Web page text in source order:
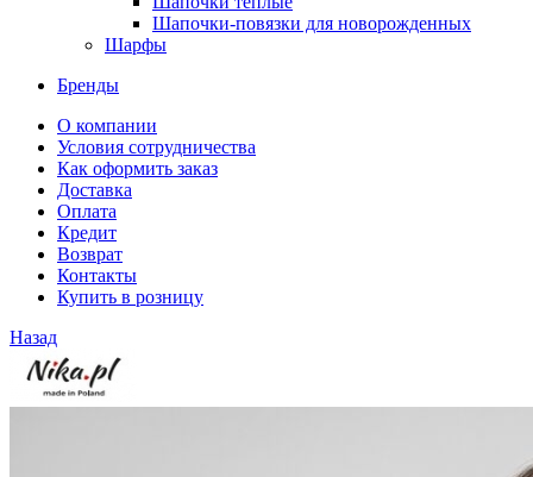
Шапочки-повязки для новорожденных
Шарфы
Бренды
О компании
Условия сотрудничества
Как оформить заказ
Доставка
Оплата
Кредит
Возврат
Контакты
Купить в розницу
Назад